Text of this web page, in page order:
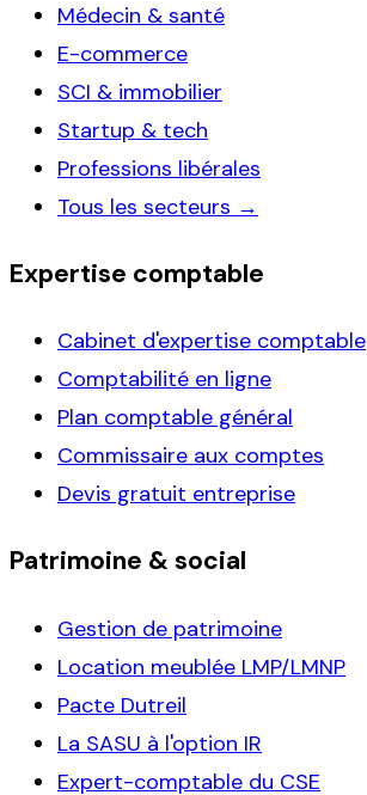
Médecin & santé
E-commerce
SCI & immobilier
Startup & tech
Professions libérales
Tous les secteurs →
Expertise comptable
Cabinet d'expertise comptable
Comptabilité en ligne
Plan comptable général
Commissaire aux comptes
Devis gratuit entreprise
Patrimoine & social
Gestion de patrimoine
Location meublée LMP/LMNP
Pacte Dutreil
La SASU à l'option IR
Expert-comptable du CSE